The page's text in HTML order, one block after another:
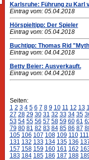
Karlsruhe: Führung zu Karl
Eintrag vom: 05.04.2018
Hörspieltipp: Der Spieler
Eintrag vom: 05.04.2018
Buchtipp: Thomas Rid
Eintrag vom: 04.04.2018
Betty Beier: Ausverkauft.
Eintrag vom: 04.04.2018
Seiten:
1 2 3 4 5 6 7 8 9 10 11 12 13
27 28 29 30 31 32 33 34 35
53 54 55 56 57 58 59 60 61
79 80 81 82 83 84 85 86 87
105 106 107 108 109 110 111
131 132 133 134 135 136
157 158 159 160 161 162
183 184 185 186 187 188